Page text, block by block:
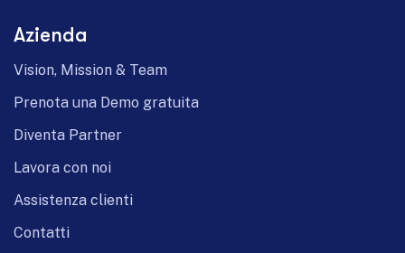
Azienda
Vision, Mission & Team
Prenota una Demo gratuita
Diventa Partner
Lavora con noi
Assistenza clienti
Contatti